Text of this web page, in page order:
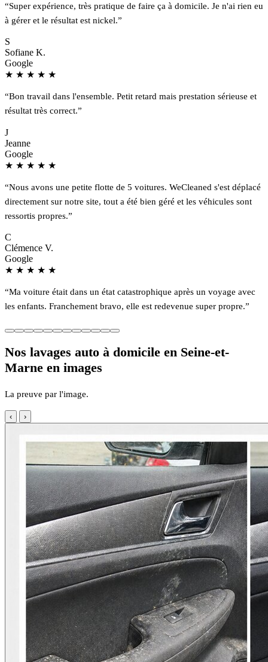
“Super expérience, très pratique de faire ça à domicile. Je n'ai rien eu
à gérer et le résultat est nickel.”
S
Sofiane K.
Google
★ ★ ★ ★ ★
“Bon travail dans l'ensemble. Petit retard mais prestation sérieuse et
résultat très correct.”
J
Jeanne
Google
★ ★ ★ ★ ★
“Nous avons une petite flotte de 5 voitures. WeCleaned s'est déplacé
directement sur notre site, tout a été bien géré et les véhicules sont
ressortis propres.”
C
Clémence V.
Google
★ ★ ★ ★ ★
“Ma voiture était dans un état catastrophique après un voyage avec
les enfants. Franchement bravo, elle est redevenue super propre.”
Nos lavages auto à domicile en Seine-et-
Marne en images
La preuve par l'image.
‹ ›